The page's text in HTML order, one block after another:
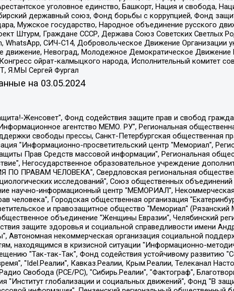
уголовное единство, Башкорт, Нация и свобода,
державный союз, Фонд борьбы с коррупцией, Фонд
Мужское государство, Народное объединение русского
Штурм, Граждане СССР, Держава Союз Советских Светлых
WhatsApp, СИЧ-С14, Добровольческое Движение Организации
движение, Невоград, Молодежное Демократическое Движение
ойрат-калмыцкого народа, Исполнительный комитет
Я.МЫ Сергей Фургал
на 03.05.2024
администратором доменного имени интернет-издания "The Insider SIA", https://theins.ru, Постернак Алексей Евгеньевич, Рубин Михаил Аркадьевич, Анин Роман Александрович, Юридическое лицо Istories fonds, зарегистрированное в Латвийской Республике (регистрационный номер 50008295751, дата регистрации 24.02.2020), Великовский Дмитрий Александрович, Долинина Ирина Николаевна, Мароховская Алеся Алексеевна, Шлейнов Роман Юрьевич, Шмагун Олеся Валентиновна, Общество с ограниченной ответственностью "Альтаир 2021", Общество с ограниченной ответственностью "Вега 2021", Общество с ограниченной ответственностью "Главный редактор 2021", Общество с ограниченной ответственностью "Ромашки монолит", Важенков Артем Валерьевич, Ивановская областная общественная организация "Центр гендерных исследований", Гурман Юрий Альбертович, Медиапроект "ОВД-Инфо", Егоров Владимир Владимирович, Жилинский Владимир Александрович, Общество с ограниченной ответственностью "ЗП", Иванова София Юрьевна, Карезина Инна Павловна, Кильтау Екатерина Викторовна, Петров Алексей Викторович, Пискунов Сергей Евгеньевич, Смирнов Сергей Сергеевич, Тихонов Михаил Сергеевич, Общество с ограниченной ответственностью "ЖУРНАЛИСТ-ИНОСТРАННЫЙ АГЕНТ", Арапова Галина Юрьевна, Вольтская Татьяна Анатольевна, Американская компания "Mason G.E.S. Anonymous Foundation" (США), являющаяся владельцем интернет-издания https://mnews.world/, Компания "Stichting Bellingcat", зарегистрированная в Нидерландах (дата регистрации 11.07.2018), Захаров Андрей Вячеславович, Клепиковская Екатерина Дмитриевна, Общество с ограниченной ответственностью "МЕМО", Перл Роман Александрович, Симонов Евгений Алексеевич, Соловьева Елена Анатольевна, Сотников Даниил Владимирович, Сурначева Елизавета Дмитриевна, Автономная некоммерческая организация по защите прав человека и информированию населения "Якутия – Наше Мнение", Общество с ограниченной ответственностью "Москоу диджитал медиа", с 26.01.2023 Общество с ограниченной ответственностью "Чайка Белые сады", Ветошкина Валерия Валерьевна, Заговора Максим Александрович, Межрегиональное общественное движение "Российская ЛГБТ - сеть", Оленичев Максим Владимирович, Павлов Иван Юрьевич, Скворцова Елена Сергеевна, Общество с ограниченной ответственностью "Как бы инагент", Кочетков Игорь Викторович, Общество с ограниченной ответственностью "Честные выборы", Еланчик Олег Александрович, Общество с ограниченной ответственностью "Нобелевский призыв", Гималова Регина Эмилевна, Григорьев Андрей Валерьевич, Григорьева Алина Александровна, Ассоциация по содействию защите прав призывников, альтернативнослужащих и военнослужащих "Правозащитная группа "Гражданин.Армия.Право", Хисамова Регина Фаритовна, Автономная некоммерческая организация по реализации социально-правовых программ "Лилит", Дальневосточное общественное движение "Маяк", Санкт-Петербургская ЛГБТ-инициативная группа "Выход", Инициативная группа ЛГБТ+ "Реверс", Алексеев Андрей Викторович, Бекбулатова Таисия Львовна, Беляев Иван Михайлович, Владыкина Елена Сергеевна, Гельман Марат Александрович, Никульшина Вероника Юрьевна, Толоконникова Надежда Андреевна, Шендерович Виктор Анатольевич, Общество с ограниченной ответственностью "Данное сообщение", Общество с ограниченной ответственностью Издательский дом "Новая глава", Айнбиндер Александра Александровна, Московский комьюнити-центр для ЛГБТ+инициатив, Благотворительный фонд развития филантропии, Deutsche Welle (Германия, Kurt-Schumacher-Strasse 3, 53113 Bonn), Борзунова Мария Михайловна, Воробьев Виктор Викторович, Голубева Анна Львовна, Константинова Алла Михайловна, Малкова Ирина Владимировна, Мурадов Мурад Абдулгалимович, Осетинская Елизавета Николаевна, Понасенков Евгений Николаевич, Ганапольский Матвей Юрьевич, Киселев Евгений Алексеевич, Борухович Ирина Григорьевна, Дремин Иван